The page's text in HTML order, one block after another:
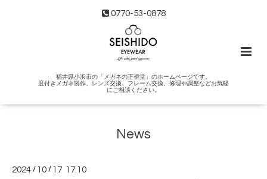
0770-53-0878
福井県小浜市の「メガネの正視堂」のホームページです。
度付きメガネ製作、レンズ交換、フレーム交換、修理や調整などお気軽
にご相談ください。
News
2024 / 10 / 17 17:10